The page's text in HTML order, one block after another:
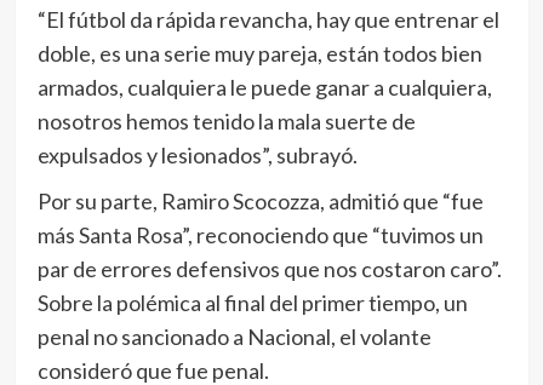
“El fútbol da rápida revancha, hay que entrenar el
doble, es una serie muy pareja, están todos bien
armados, cualquiera le puede ganar a cualquiera,
nosotros hemos tenido la mala suerte de
expulsados y lesionados”, subrayó.
Por su parte, Ramiro Scocozza, admitió que “fue
más Santa Rosa”, reconociendo que “tuvimos un
par de errores defensivos que nos costaron caro”.
Sobre la polémica al final del primer tiempo, un
penal no sancionado a Nacional, el volante
consideró que fue penal.